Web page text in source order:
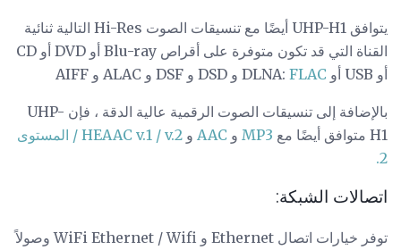
يتوافق UHP-H1 أيضًا مع تنسيقات الصوت Hi-Res التالية ثنائية
القناة التي قد تكون متوفرة على أقراص Blu-ray أو DVD أو CD
أو USB أو DLNA:
FLAC و DSD و DSF و ALAC و AIFF
بالإضافة إلى تنسيقات الصوت الرقمية عالية الدقة ، فإن UHP-
H1 متوافق أيضًا مع
MP3 و AAC و
HEAAC v.1 / v.2 / المستوى
2.
اتصالات الشبكة:
توفر خيارات اتصال Ethernet و WiFi Ethernet / Wifi وصولاً